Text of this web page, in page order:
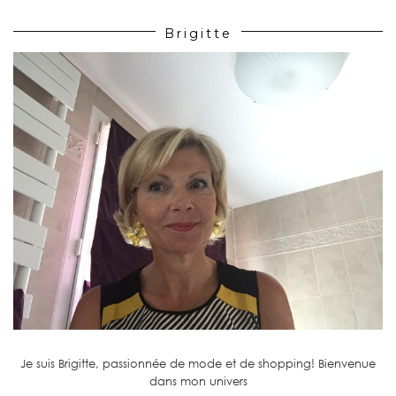
Brigitte
Je suis Brigitte, passionnée de mode et de shopping! Bienvenue
dans mon univers